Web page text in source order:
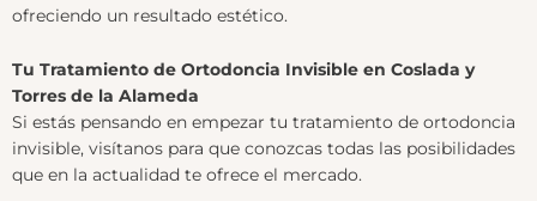
ofreciendo un resultado estético.
Tu Tratamiento de Ortodoncia Invisible en Coslada y
Torres de la Alameda
Si estás pensando en empezar tu tratamiento de ortodoncia
invisible, visítanos para que conozcas todas las posibilidades
que en la actualidad te ofrece el mercado.